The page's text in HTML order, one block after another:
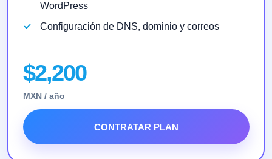
$2,200
MXN / año
WordPress
Configuración de DNS, dominio y correos
CONTRATAR PLAN